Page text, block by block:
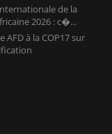
de la
2026 : c�...
AFD à la COP17 sur